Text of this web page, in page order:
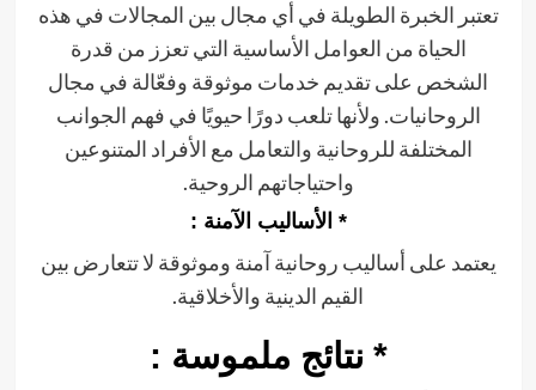
تعتبر الخبرة الطويلة في أي مجال بين المجالات في هذه
الحياة من العوامل الأساسية التي تعزز من قدرة
الشخص على تقديم خدمات موثوقة وفعّالة في مجال
الروحانيات. ولأنها تلعب دورًا حيويًا في فهم الجوانب
المختلفة للروحانية والتعامل مع الأفراد المتنوعين
واحتياجاتهم الروحية.
* الأساليب الآمنة :
يعتمد على أساليب روحانية آمنة وموثوقة لا تتعارض بين
القيم الدينية والأخلاقية.
* نتائج ملموسة :